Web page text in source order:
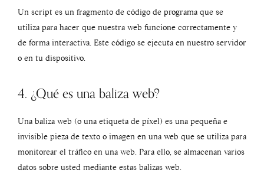
Un script es un fragmento de código de programa que se
utiliza para hacer que nuestra web funcione correctamente y
de forma interactiva. Este código se ejecuta en nuestro servidor
o en tu dispositivo.
4. ¿Qué es una baliza web?
Una baliza web (o una etiqueta de píxel) es una pequeña e
invisible pieza de texto o imagen en una web que se utiliza para
monitorear el tráfico en una web. Para ello, se almacenan varios
datos sobre usted mediante estas balizas web.